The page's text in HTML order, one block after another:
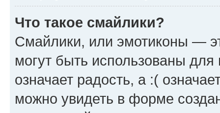
Что такое смайлики?
Смайлики, или эмотиконы —
могут быть использованы
означает радость, а :(
можно увидеть в форме